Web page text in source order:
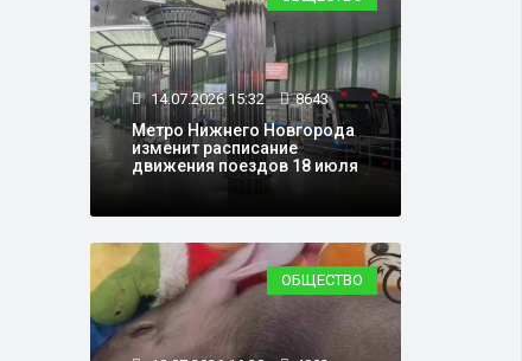
14.07.2026 15:32 8643
Метро Нижнего Новгорода
изменит расписание
движения поездов 18 июля
ОБЩЕСТВО